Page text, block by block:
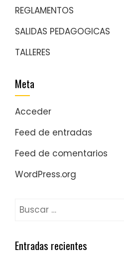
REGLAMENTOS
SALIDAS PEDAGOGICAS
TALLERES
Meta
Acceder
Feed de entradas
Feed de comentarios
WordPress.org
Entradas recientes